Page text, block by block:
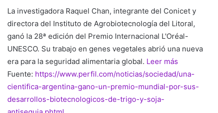
La investigadora Raquel Chan, integrante del Conicet y
directora del Instituto de Agrobiotecnología del Litoral,
ganó la 28ª edición del Premio Internacional L'Oréal-
UNESCO. Su trabajo en genes vegetales abrió una nueva
era para la seguridad alimentaria global. Leer más
Fuente: https://www.perfil.com/noticias/sociedad/una-
cientifica-argentina-gano-un-premio-mundial-por-sus-
desarrollos-biotecnologicos-de-trigo-y-soja-